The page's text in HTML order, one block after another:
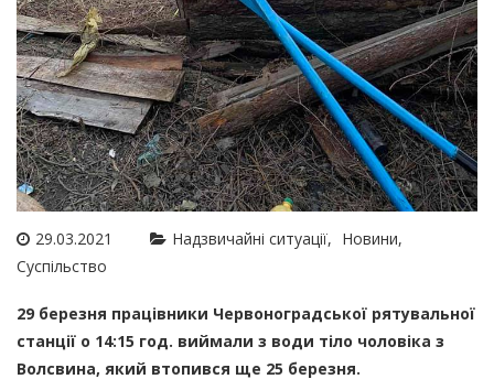
29.03.2021 Надзвичайні ситуації
Новини
Суспільство
29 березня працівники Червоноградської рятувальної
станції о 14:15 год. виймали з води тіло чоловіка з
Волсвина, який втопився ще 25 березня.